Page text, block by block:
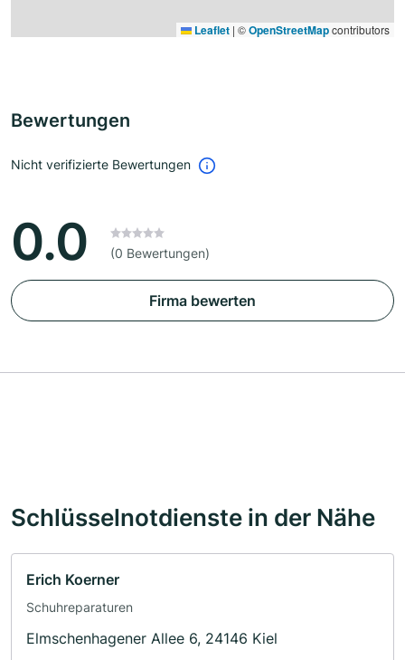
Leaflet | ©OpenStreetMapcontributors
Bewertungen
Nicht verifizierte Bewertungen
0.0 (0 Bewertungen)
Firma bewerten
Schlüsselnotdienste in der Nähe
Erich Koerner
Schuhreparaturen
Elmschenhagener Allee 6, 24146 Kiel